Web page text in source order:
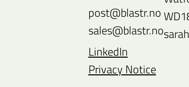
post@blastr.no
sales@blastr.no
LinkedIn
Privacy Notice